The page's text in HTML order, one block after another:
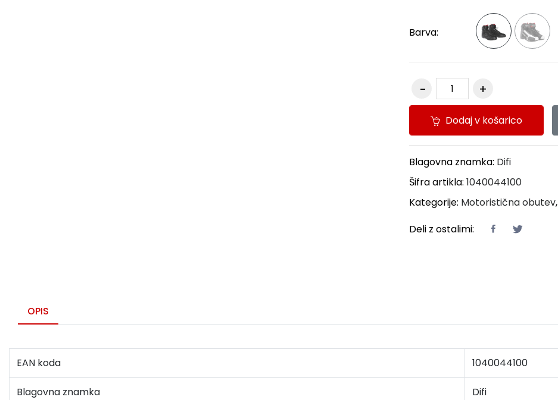
Barva:
Dodaj v košarico
Blagovna znamka: Difi
Šifra artikla: 1040044100
Kategorije: Motoristična obutev,
Deli z ostalimi:
OPIS
EAN koda 1040044100
Blagovna znamka Difi